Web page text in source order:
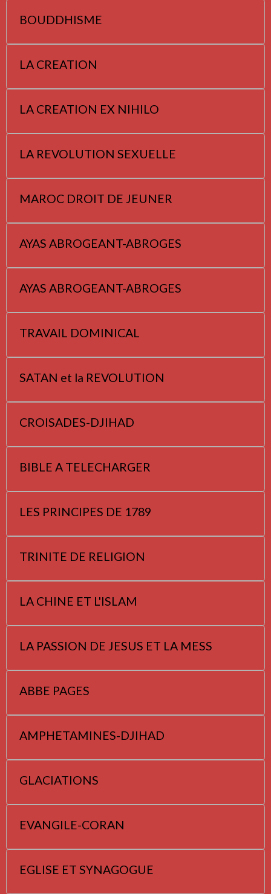
BOUDDHISME
LA CREATION
LA CREATION EX NIHILO
LA REVOLUTION SEXUELLE
MAROC DROIT DE JEUNER
AYAS ABROGEANT-ABROGES
AYAS ABROGEANT-ABROGES
TRAVAIL DOMINICAL
SATAN et la REVOLUTION
CROISADES-DJIHAD
BIBLE A TELECHARGER
LES PRINCIPES DE 1789
TRINITE DE RELIGION
LA CHINE ET L'ISLAM
LA PASSION DE JESUS ET LA MESS
ABBE PAGES
AMPHETAMINES-DJIHAD
GLACIATIONS
EVANGILE-CORAN
EGLISE ET SYNAGOGUE